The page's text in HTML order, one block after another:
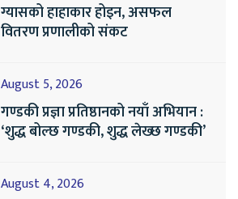
ग्यासको हाहाकार होइन, असफल
वितरण प्रणालीको संकट
August 5, 2026
गण्डकी प्रज्ञा प्रतिष्ठानको नयाँ अभियान :
‘शुद्ध बोल्छ गण्डकी, शुद्ध लेख्छ गण्डकी’
August 4, 2026